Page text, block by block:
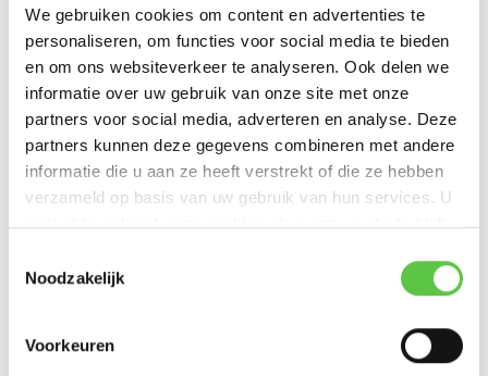
We gebruiken cookies om content en advertenties te
personaliseren, om functies voor social media te bieden
en om ons websiteverkeer te analyseren. Ook delen we
informatie over uw gebruik van onze site met onze
partners voor social media, adverteren en analyse. Deze
partners kunnen deze gegevens combineren met andere
informatie die u aan ze heeft verstrekt of die ze hebben
verzameld op basis van uw gebruik van hun services. U
gaat akkoord met onze cookies als u onze website blijft
Noodzakelijk
Voorkeuren
is geen aparte infrastructuur nodig.
Via het Meraki Dashboard kunt u:
Apparatuur op afstand herstarten
Stroom in- of uitschakelen
Status realtime monitoren
Meerdere vestigingen centraal beheren
De MT40 vereist een actieve Meraki MT-licentie.
Wanneer gebruik je een Smart Power Controller?